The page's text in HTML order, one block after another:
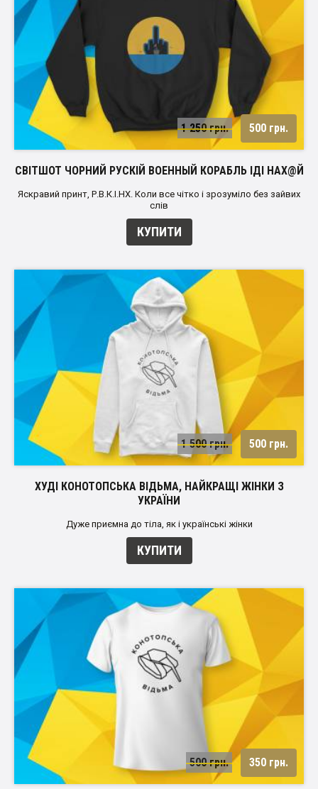
1 250 грн. 500 грн.
СВІТШОТ ЧОРНИЙ РУСКІЙ ВОЕННЫЙ КОРАБЛЬ ІДІ НАХ@Й
Яскравий принт, Р.В.К.І.НХ. Коли все чітко і зрозуміло без зайвих
слів
КУПИТИ
1 500 грн. 500 грн.
ХУДІ КОНОТОПСЬКА ВІДЬМА, НАЙКРАЩІ ЖІНКИ З
УКРАЇНИ
Дуже приємна до тіла, як і українські жінки
КУПИТИ
500 грн. 350 грн.